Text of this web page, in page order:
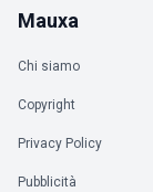
Mauxa
Chi siamo
Copyright
Privacy Policy
Pubblicità